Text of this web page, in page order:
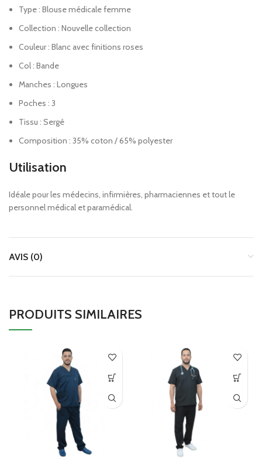
Type : Blouse médicale femme
Collection : Nouvelle collection
Couleur : Blanc avec finitions roses
Col : Bande
Manches : Longues
Poches : 3
Tissu : Sergé
Composition : 35% coton / 65% polyester
Utilisation
Idéale pour les médecins, infirmières, pharmaciennes et tout le
personnel médical et paramédical.
AVIS (0)
PRODUITS SIMILAIRES